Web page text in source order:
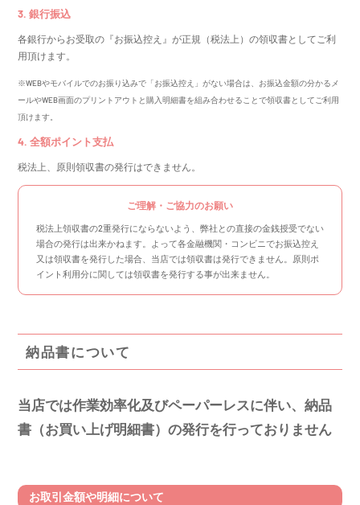
3. 銀行振込
各銀行からお受取の『お振込控え』が正規（税法上）の領収書としてご利
用頂けます。
※WEBやモバイルでのお振り込みで「お振込控え」がない場合は、お振込金額の分かるメ
ールやWEB画面のプリントアウトと購入明細書を組み合わせることで領収書としてご利用
頂けます。
4. 全額ポイント支払
税法上、原則領収書の発行はできません。
ご理解・ご協力のお願い
税法上領収書の2重発行にならないよう、弊社との直接の金銭授受でない
場合の発行は出来かねます。よって各金融機関・コンビニでお振込控え
又は領収書を発行した場合、当店では領収書は発行できません。原則ポ
イント利用分に関しては領収書を発行する事が出来ません。
納品書について
当店では作業効率化及びペーパーレスに伴い、納品
書（お買い上げ明細書）の発行を行っておりません
お取引金額や明細について